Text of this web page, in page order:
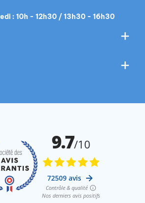
: 10h - 12h30 / 13h30 - 16h30